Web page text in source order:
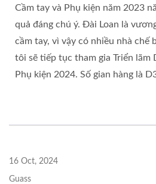
Cầm tay và Phụ kiện năm 2023
quả đáng chú ý. Đài Loan là
cầm tay, vì vậy có nhiều nhà chế
tôi sẽ tiếp tục tham gia Triển lãm
Phụ kiện 2024. Số gian hàng là
16 Oct, 2024
Guass